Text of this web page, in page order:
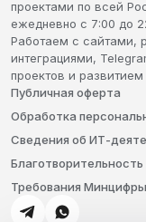
проектами по всей
ежедневно с 7:00 до
Работаем с сайтами,
интеграциями,
проектов и
Публичная оферта
Обработка
Сведения об ИТ-
Благотворительность
Требования